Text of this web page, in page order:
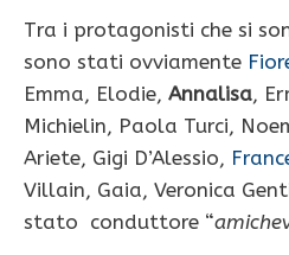
Tra i protagonisti che si
sono stati ovviamente
Emma, Elodie, Annalisa,
Michielin, Paola Turci,
Ariete, Gigi D’Alessio,
Villain, Gaia, Veronica
stato conduttore “